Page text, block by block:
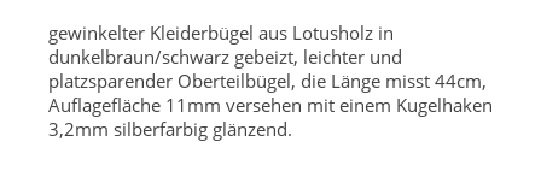
gewinkelter Kleiderbügel aus Lotusholz in
dunkelbraun/schwarz gebeizt, leichter und
platzsparender Oberteilbügel, die Länge misst 44cm,
Auflagefläche 11mm versehen mit einem Kugelhaken
3,2mm silberfarbig glänzend.